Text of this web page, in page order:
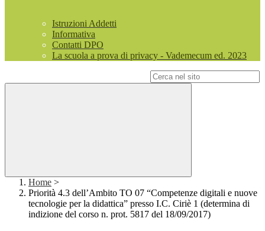
Istruzioni Addetti
Informativa
Contatti DPO
La scuola a prova di privacy - Vademecum ed. 2023
Home >
Priorità 4.3 dell’Ambito TO 07 “Competenze digitali e nuove
tecnologie per la didattica” presso I.C. Ciriè 1 (determina di
indizione del corso n. prot. 5817 del 18/09/2017)